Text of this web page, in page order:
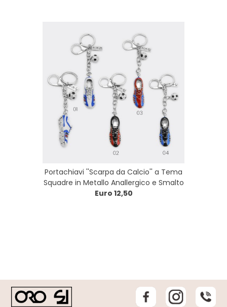
Portachiavi ''Scarpa da Calcio'' a Tema
Squadre in Metallo Anallergico e Smalto
Euro 12,50